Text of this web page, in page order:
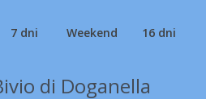
7 dni Weekend 16 dni
di Doganella